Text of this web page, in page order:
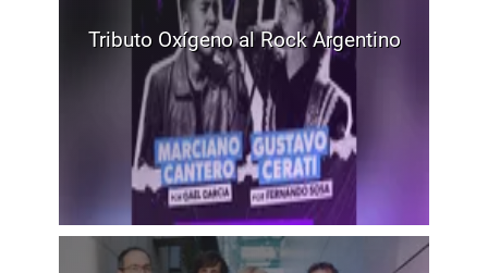
Tributo Oxígeno al Rock Argentino